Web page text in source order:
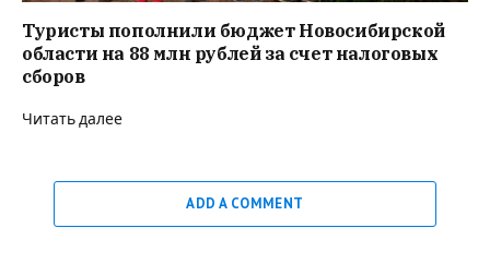
Туристы пополнили бюджет Новосибирской
области на 88 млн рублей за счет налоговых
сборов
Читать далее
ADD A COMMENT